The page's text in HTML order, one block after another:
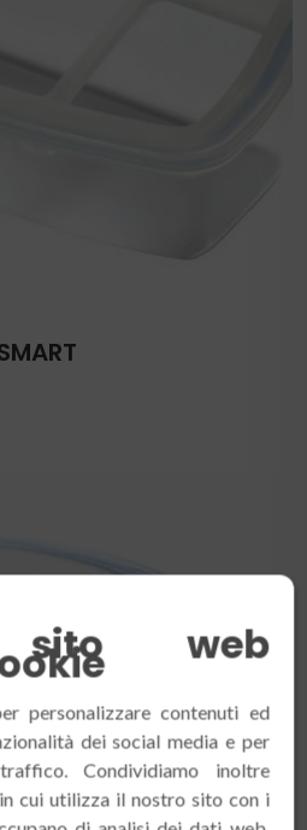
sito web
personalizzare contenuti ed
dei social media e per
Condividiamo inoltre
cui utilizza il nostro sito con i